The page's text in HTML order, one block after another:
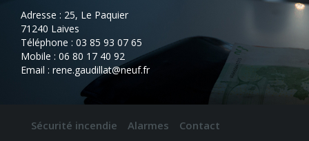
Adresse : 25, Le Paquier
71240 Laives
Téléphone : 03 85 93 07 65
Mobile : 06 80 17 40 92
Email : rene.gaudillat@neuf.fr
Sécurité incendie Alarmes Contact